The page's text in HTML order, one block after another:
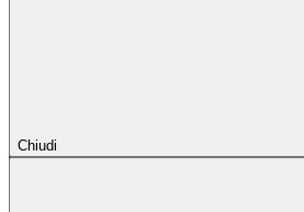
Chiudi